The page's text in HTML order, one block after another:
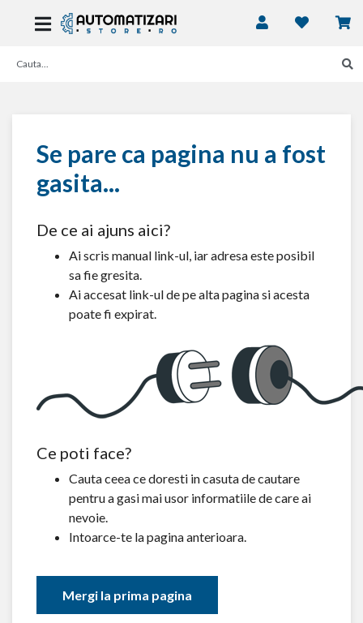
Se pare ca pagina nu a fost
gasita...
De ce ai ajuns aici?
Ai scris manual link-ul, iar adresa este posibil
sa fie gresita.
Ai accesat link-ul de pe alta pagina si acesta
poate fi expirat.
Ce poti face?
Cauta ceea ce doresti in casuta de cautare
pentru a gasi mai usor informatiile de care ai
nevoie.
Intoarce-te la pagina anterioara.
Mergi la prima pagina